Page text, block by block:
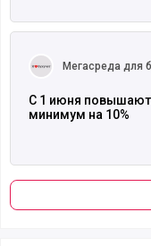
Мегасреда для
С 1 июня
минимум на 10%